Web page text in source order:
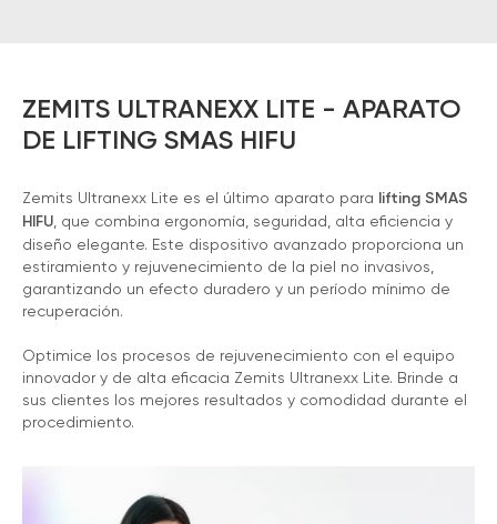
ZEMITS ULTRANEXX LITE - APARATO
DE LIFTING SMAS HIFU
Zemits Ultranexx Lite es el último aparato para lifting SMAS
HIFU, que combina ergonomía, seguridad, alta eficiencia y
diseño elegante. Este dispositivo avanzado proporciona un
estiramiento y rejuvenecimiento de la piel no invasivos,
garantizando un efecto duradero y un período mínimo de
recuperación.
Optimice los procesos de rejuvenecimiento con el equipo
innovador y de alta eficacia Zemits Ultranexx Lite. Brinde a
sus clientes los mejores resultados y comodidad durante el
procedimiento.